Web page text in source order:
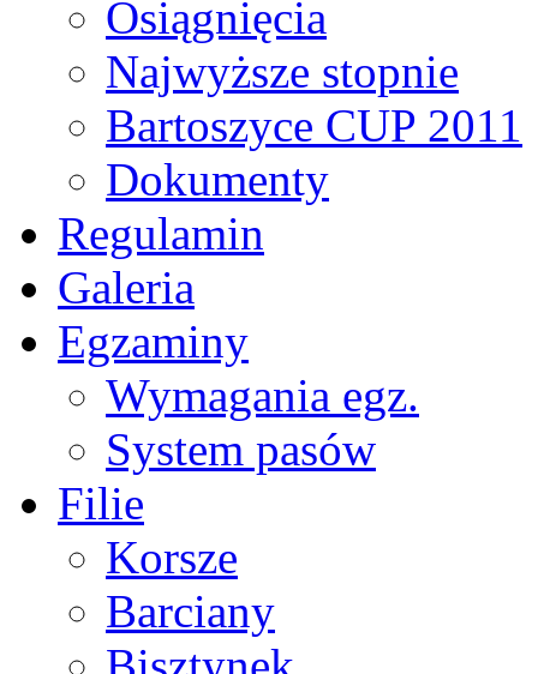
Osiągnięcia
Najwyższe stopnie
Bartoszyce CUP 2011
Dokumenty
Regulamin
Galeria
Egzaminy
Wymagania egz.
System pasów
Filie
Korsze
Barciany